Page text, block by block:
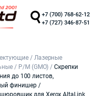
+7 (700) 768-62-12
+7 (727) 346-87-51
/ Лазерные
/ Р/М (GMO) /Скрепки
до 100 листов,
финишер /
для Xerox AltaLink